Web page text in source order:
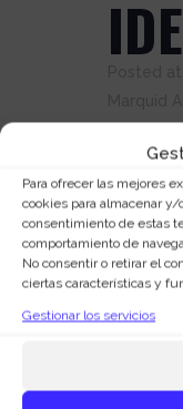
Para ofrecer las mejores
cookies para almacenar
consentimiento de estas
comportamiento de
No consentir o retirar el
ciertas características y
Gestionar los servicios
El
básicas
distintos